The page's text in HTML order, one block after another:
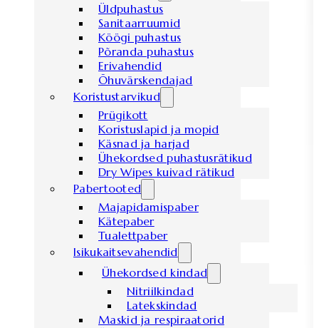
Üldpuhastus
Sanitaarruumid
Köögi puhastus
Põranda puhastus
Erivahendid
Õhuvärskendajad
Koristustarvikud
Prügikott
Koristuslapid ja mopid
Käsnad ja harjad
Ühekordsed puhastusrätikud
Dry Wipes kuivad rätikud
Pabertooted
Majapidamispaber
Kätepaber
Tualettpaber
Isikukaitsevahendid
Ühekordsed kindad
Nitriilkindad
Latekskindad
Maskid ja respiraatorid